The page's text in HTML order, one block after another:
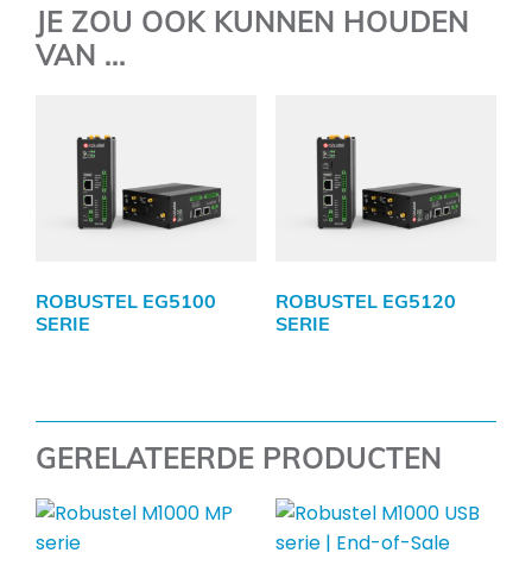
JE ZOU OOK KUNNEN HOUDEN
VAN …
ROBUSTEL EG5100
SERIE
ROBUSTEL EG5120
SERIE
GERELATEERDE PRODUCTEN